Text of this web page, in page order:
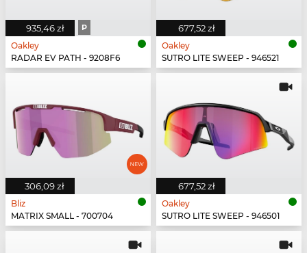
935,46 zł P
Oakley
RADAR EV PATH - 9208F6
677,52 zł
Oakley
SUTRO LITE SWEEP - 946521
306,09 zł
Bliz
MATRIX SMALL - 700704
677,52 zł
Oakley
SUTRO LITE SWEEP - 946501